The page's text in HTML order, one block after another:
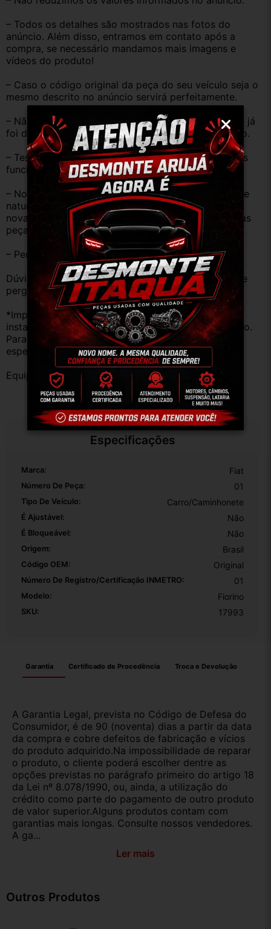
– Todos os detalhes são mostrados nas fotos do
anúncio. Além disso, entramos em contato após a
compra, se necessário mandamos mais imagens e
vídeos do produto!
– Caso o código original da peça do seu veículo seja o
mesmo descrito no anúncio servirá perfeitamente.
– Não temos informação sobre o KM, pois o veículo já
foi desmontado. No entanto, estão em ótimo estado.
– Testamos as peças antes de anunciar e enviar, elas
funcionam perfeitamente.
– Nossas peças são USADAS e apresentam desgaste
natural pelo tempo. Peças perfeitas são apenas as
novas e sem uso. No entanto, garantimos que nossas
peças estão em BOM ESTADO e foram testadas.
– Peças são ORIGINAIS USADAS.
Dúvidas sobre uso ou aplicação, utilizar o campo de
perguntas;
*Importante: Não nos responsabilizamos por
instalações inadequadas ou uso indevido do produto.
Para evitar problemas, consulte um profissional
especializado.
Equipe DESMONTE ARUJÁ.
Especificações
Marca: Fiat
Número De Peça: 01
Tipo De Veículo: Carro/Caminhonete
É Ajustável: Não
É Bloqueável: Não
Origem: Brasil
Código OEM: Original
Número De Registro/certificação INMETRO: 01
Modelo: Fiorino
SKU: 17993
Garantia Certificado de Procedência Troca e Devolução
A Garantia Legal, prevista no Código de Defesa do
Consumidor, é de 90 (noventa) dias a partir da data
da compra e cobre defeitos de fabricação e vícios
do produto adquirido.Na impossibilidade de reparar
o produto, o cliente poderá escolher dentre as
opções previstas no parágrafo primeiro do artigo 18
da Lei nº 8.078/1990, ou, ainda, a utilização do
crédito como parte do pagamento de outro produto
de valor superior.Alguns produtos contam com
garantias mais longas. Consulte nossos vendedores.
A ga...
Ler mais
Outros Produtos